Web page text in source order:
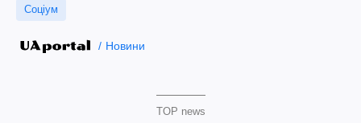
Соціум
Новини
TOP news